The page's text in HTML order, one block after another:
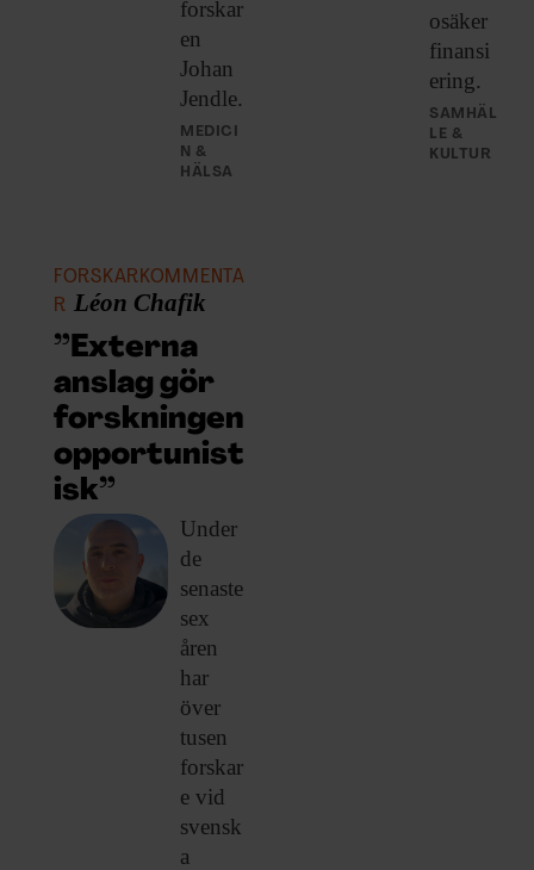
forskar
en
Johan
Jendle.
MEDICI
N &
HÄLSA
osäker
finansi
ering.
SAMHÄL
LE &
KULTUR
FORSKARKOMMENTA
R Léon Chafik
”Externa
anslag gör
forskningen
opportunist
isk”
Under
de
senaste
sex
åren
har
över
tusen
forskar
e vid
svensk
a